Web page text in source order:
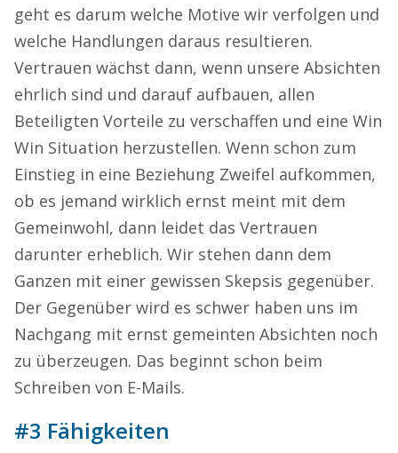
geht es darum welche Motive wir verfolgen und
welche Handlungen daraus resultieren.
Vertrauen wächst dann, wenn unsere Absichten
ehrlich sind und darauf aufbauen, allen
Beteiligten Vorteile zu verschaffen und eine Win
Win Situation herzustellen. Wenn schon zum
Einstieg in eine Beziehung Zweifel aufkommen,
ob es jemand wirklich ernst meint mit dem
Gemeinwohl, dann leidet das Vertrauen
darunter erheblich. Wir stehen dann dem
Ganzen mit einer gewissen Skepsis gegenüber.
Der Gegenüber wird es schwer haben uns im
Nachgang mit ernst gemeinten Absichten noch
zu überzeugen. Das beginnt schon beim
Schreiben von E-Mails.
#3 Fähigkeiten